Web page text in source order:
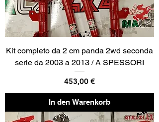
Kit completo da 2 cm panda 2wd seconda
serie da 2003 a 2013 / A SPESSORI
Preis
453,00 €
In den Warenkorb